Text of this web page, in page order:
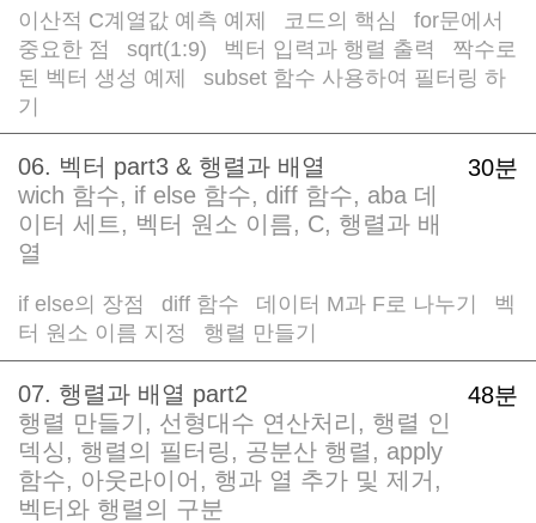
이산적 C계열값 예측 예제 코드의 핵심
for문에서
중요한 점
sqrt(1:9) 벡터 입력과 행렬 출력
짝수로
된 벡터 생성 예제
subset 함수 사용하여 필터링 하
기
30분
06. 벡터 part3 & 행렬과 배열
wich 함수, if else 함수, diff 함수, aba 데
이터 세트, 벡터 원소 이름, C, 행렬과 배
열
if else의 장점 diff 함수 데이터 M과 F로 나누기
벡
터 원소 이름 지정
행렬 만들기
48분
07. 행렬과 배열 part2
행렬 만들기, 선형대수 연산처리, 행렬 인
덱싱, 행렬의 필터링, 공분산 행렬, apply
함수, 아웃라이어, 행과 열 추가 및 제거,
벡터와 행렬의 구분